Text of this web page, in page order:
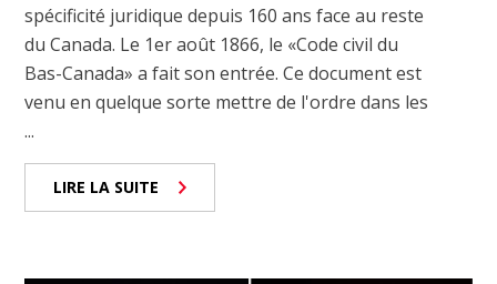
spécificité juridique depuis 160 ans face au reste
du Canada. Le 1er août 1866, le «Code civil du
Bas-Canada» a fait son entrée. Ce document est
venu en quelque sorte mettre de l'ordre dans les
...
LIRE LA SUITE